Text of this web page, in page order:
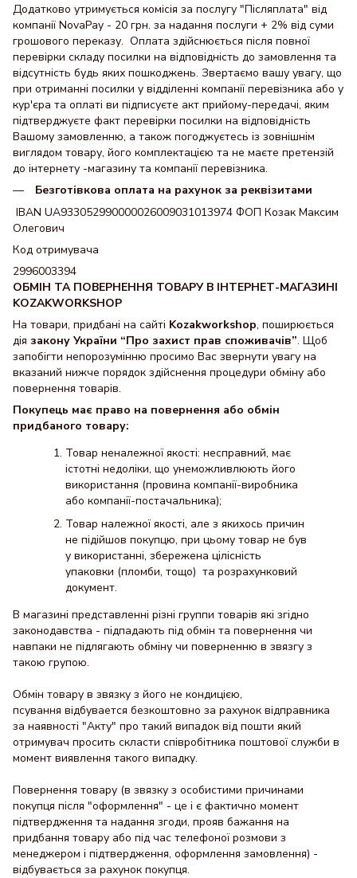
Додатково утримується комісія за послугу "Післяплата" від
компанії NovaPay - 20 грн. за надання послуги + 2% від суми
грошового переказу. Оплата здійснюється після повної
перевірки складу посилки на відповідність до замовлення та
відсутність будь яких пошкоджень. Звертаємо вашу увагу, що
при отриманні посилки у відділенні компанії перевізника або у
кур'єра та оплаті ви підписуєте акт прийому-передачі, яким
підтверджуєте факт перевірки посилки на відповідність
Вашому замовленню, а також погоджуєтесь із зовнішнім
виглядом товару, його комплектацією та не маєте претензій
до інтернету -магазину та компанії перевізника.
Безготівкова оплата на рахунок за реквізитами
IBAN UA933052990000026009031013974 ФОП Козак Максим
Олегович
Код отримувача
2996003394
ОБМІН ТА ПОВЕРНЕННЯ ТОВАРУ В ІНТЕРНЕТ-МАГАЗИНІ
KOZAKWORKSHOP
На товари, придбані на сайті Kozakworkshop, поширюється
дія закону України “Про захист прав споживачів”. Щоб
запобігти непорозумінню просимо Вас звернути увагу на
вказаний нижче порядок здійснення процедури обміну або
повернення товарів.
Покупець має право на повернення або обмін
придбаного товару:
Товар неналежної якості: несправний, має
істотні недоліки, що унеможливлюють його
використання (провина компанії-виробника
або компанії-постачальника);
Товар належної якості, але з якихось причин
не підійшов покупцю, при цьому товар не був
у використанні, збережена цілісність
упаковки (пломби, тощо) та розрахунковий
документ.
В магазині представленні різні группи товарів які згідно
законодавства - підпадають під обмін та повернення чи
навпаки не підлягають обміну чи поверненню в звязгу з
такою групою.
Обмін товару в звязку з його не кондицією,
псування відбувается безкоштовно за рахунок відправника
за наявності "Акту" про такий випадок від пошти який
отримувач просить скласти співробітника поштової служби в
момент виявлення такого випадку.
Повернення товару (в звязку з особистими причинами
покупця після "оформлення" - це і є фактично момент
підтвердження та надання згоди, прояв бажання на
придбання товару або під час телефоної розмови з
менеджером і підтвердження, оформлення замовлення) -
відбувається за рахунок покупця.